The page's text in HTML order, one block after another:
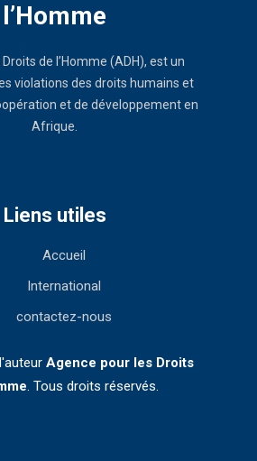
l’Homme
Droits de l’Homme (ADH), est un
violations des droits humains et
et de développement en
Afrique.
Liens utiles
Accueil
International
contactez-nous
Agence pour les Droits
. Tous droits réservés.